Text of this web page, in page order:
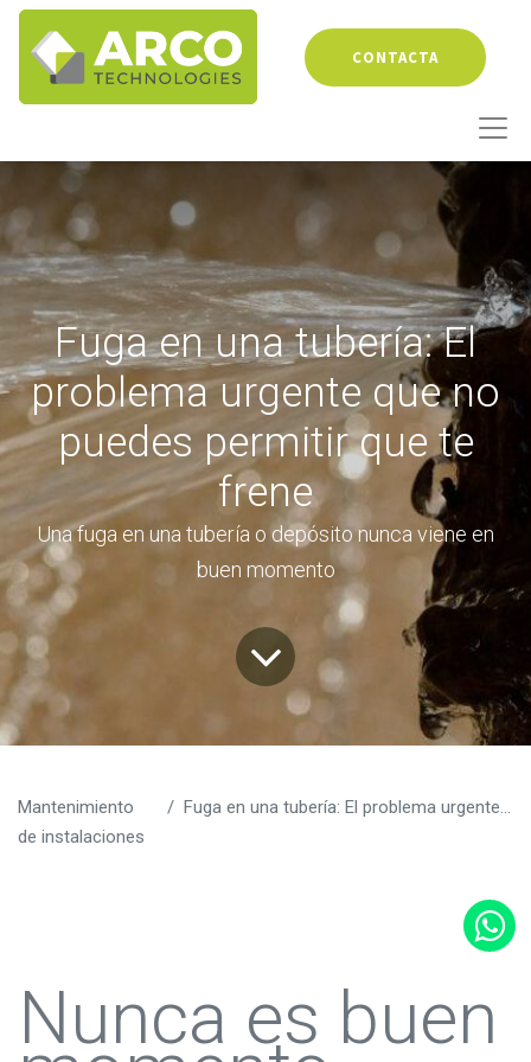
CONTACTA
Fuga en una tubería: El
problema urgente que no
puedes permitir que te
frene
Una fuga en una tubería o depósito nunca viene en
buen momento
Mantenimiento
de instalaciones
Fuga en una tubería: El problema urgente que no puedes permitir que te frene
Nunca es buen